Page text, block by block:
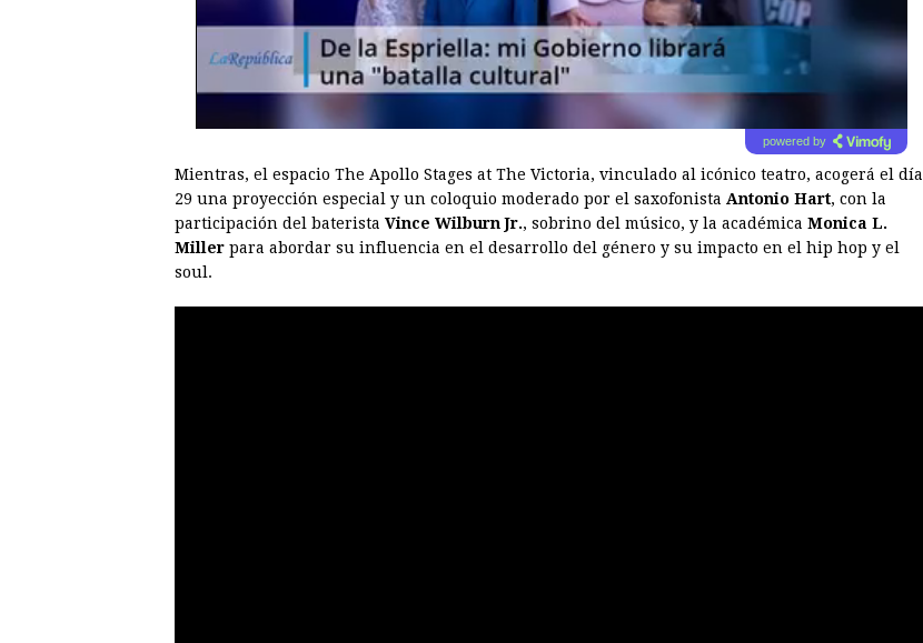
powered by
Mientras, el espacio The Apollo Stages at The Victoria, vinculado al icónico teatro, acogerá el día
29 una proyección especial y un coloquio moderado por el saxofonista Antonio Hart, con la
participación del baterista Vince Wilburn Jr., sobrino del músico, y la académica Monica L.
Miller para abordar su influencia en el desarrollo del género y su impacto en el hip hop y el
soul.